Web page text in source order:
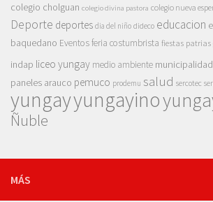
colegio cholguan colegio divina pastora colegio nueva
Deporte deportes dia del niño dideco educacion
baquedano Eventosferia costumbrista fiestas patrias
indap liceo yungay medio ambiente municipalidad
paneles arauco pemuco prodemu salud sercotec
yungayyungayino
Ñuble
MÁS